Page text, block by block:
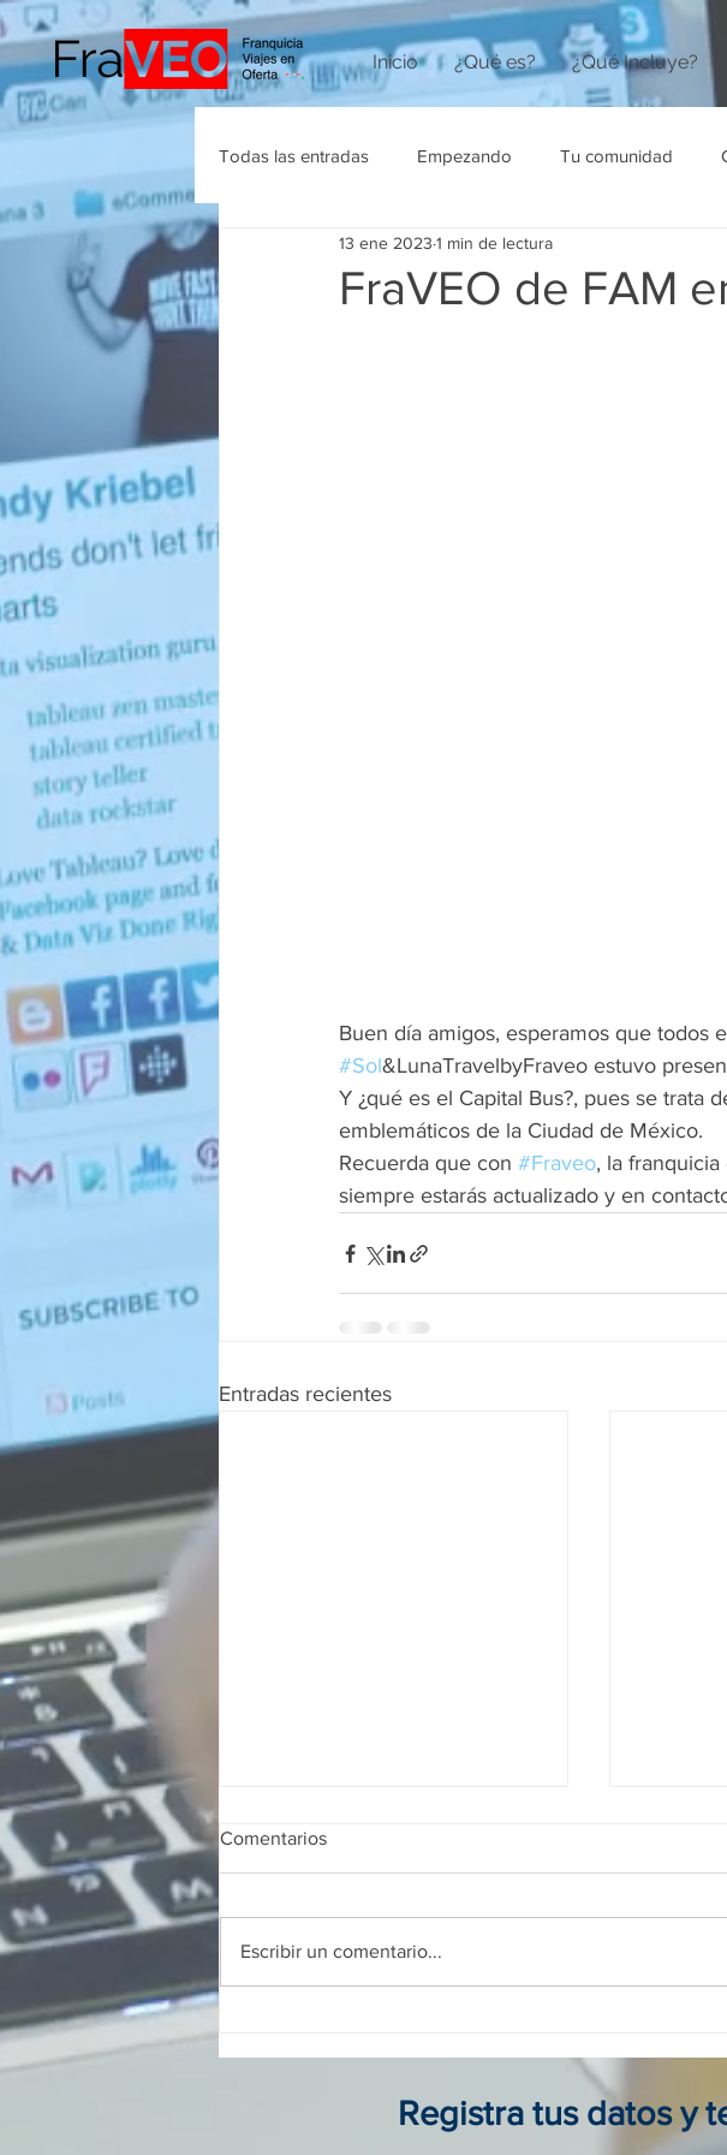
Inicio ¿Qué es? ¿Qué Incluye?
Todas las entradas Empezando Tu comunidad
Agencias de Viajes
FraVEO de FAM
13 ene 2023 1 min de lectura
Buen día amigos, esperamos que todos
#Sol&LunaTravelbyFraveo estuvo
Y ¿qué es el Capital Bus?, pues se trata
emblemáticos de la Ciudad de México.
Recuerda que con #Fraveo, la
siempre estarás actualizado y en
Entradas recientes
Comentarios
Escribir un comentario...
Registra tus datos y